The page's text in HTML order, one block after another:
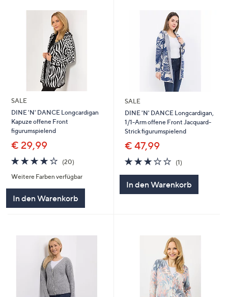
SALE
DINE 'N' DANCE Longcardigan
Kapuze offene Front
figurumspielend
€ 29,99
3.9
von
5
(20)20
Weitere Farben verfügbar
In den Warenkorb
SALE
DINE 'N' DANCE Longcardigan,
1/1-Arm offene Front Jacquard-
Strick figurumspielend
€ 47,99
3.0
von
(1)1
In den Warenkorb